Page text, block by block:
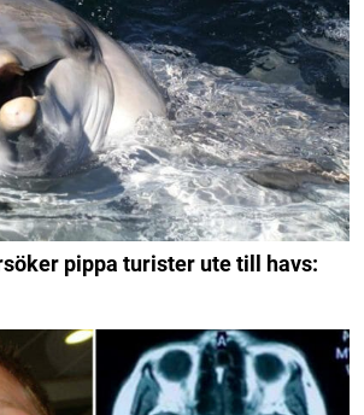
pippa turister ute till havs: